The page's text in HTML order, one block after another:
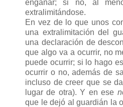
engañar; si no, al
extralimitándose.
En vez de lo que unos
una extralimitación del
una declaración de
que algo va a ocurrir, no
puede ocurrir; si lo hago
ocurrir o no, además de
incluso de creer que se
lugar de otra). Y en ese
que le dejó al guardián la